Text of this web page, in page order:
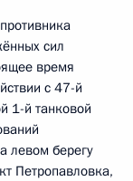
сил
время
с 47-й
1-й танковой
левом берегу
Петропавловка,